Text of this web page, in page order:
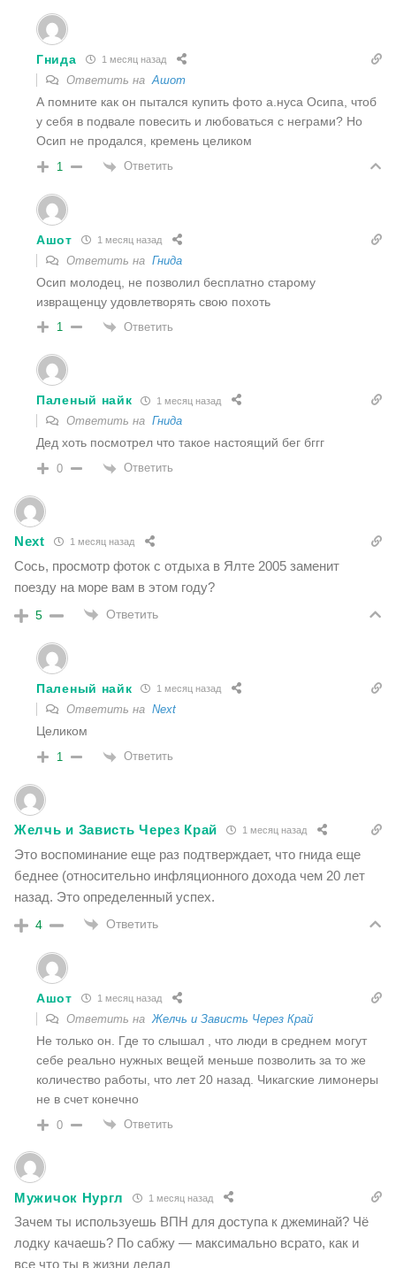
Гнида 1 месяц назад
Ответить на Ашот
А помните как он пытался купить фото а.нуса Осипа, чтоб
у себя в подвале повесить и любоваться с неграми? Но
Осип не продался, кремень целиком
1 Ответить
Ашот 1 месяц назад
Ответить на Гнида
Осип молодец, не позволил бесплатно старому
извращенцу удовлетворять свою похоть
1 Ответить
Паленый найк 1 месяц назад
Ответить на Гнида
Дед хоть посмотрел что такое настоящий бег бггг
0 Ответить
Neхt 1 месяц назад
Сось, просмотр фоток с отдыха в Ялте 2005 заменит
поезду на море вам в этом году?
5 Ответить
Паленый найк 1 месяц назад
Ответить на Neхt
Целиком
1 Ответить
Желчь и Зависть Через Край 1 месяц назад
Это воспоминание еще раз подтверждает, что гнида еще
беднее (относительно инфляционного дохода чем 20 лет
назад. Это определенный успех.
4 Ответить
Ашот 1 месяц назад
Ответить на Желчь и Зависть Через Край
Не только он. Где то слышал , что люди в среднем могут
себе реально нужных вещей меньше позволить за то же
количество работы, что лет 20 назад. Чикагские лимонеры
не в счет конечно
0 Ответить
Мужичок Нургл 1 месяц назад
Зачем ты используешь ВПН для доступа к джеминай? Чё
лодку качаешь? По сабжу — максимально всрато, как и
все что ты в жизни делал